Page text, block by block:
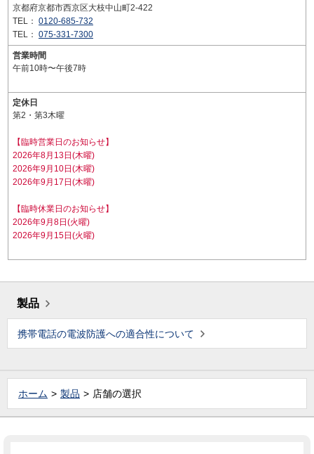
京都府京都市西京区大枝中山町2-422
TEL： 0120-685-732
TEL： 075-331-7300
営業時間
午前10時〜午後7時
定休日
第2・第3木曜
【臨時営業日のお知らせ】
2026年8月13日(木曜)
2026年9月10日(木曜)
2026年9月17日(木曜)
【臨時休業日のお知らせ】
2026年9月8日(火曜)
2026年9月15日(火曜)
製品
携帯電話の電波防護への適合性について
ホーム 製品 店舗の選択